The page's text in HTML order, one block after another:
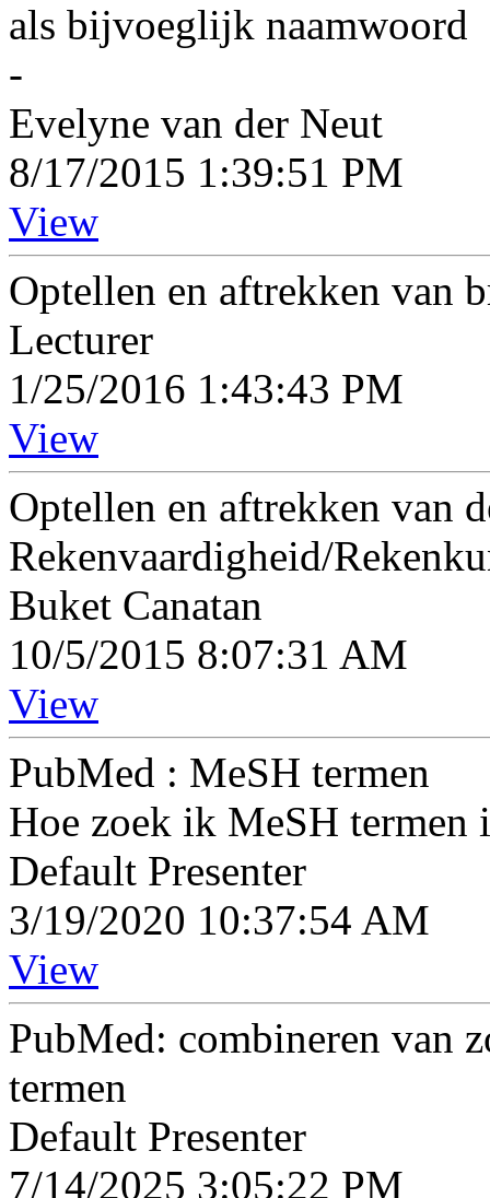
als bijvoeglijk naamwoord
-
Evelyne van der Neut
8/17/2015 1:39:51 PM
View
Optellen en aftrekken van
Lecturer
1/25/2016 1:43:43 PM
View
Optellen en aftrekken van
Rekenvaardigheid/
Buket Canatan
10/5/2015 8:07:31 AM
View
PubMed : MeSH termen
Hoe zoek ik MeSH termen
Default Presenter
3/19/2020 10:37:54 AM
View
PubMed: combineren van
termen
Default Presenter
7/14/2025 3:05:22 PM